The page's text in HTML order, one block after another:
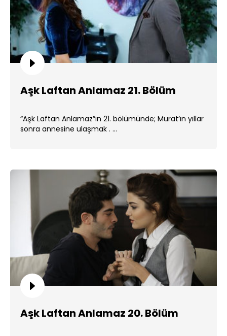
Aşk Laftan Anlamaz 21. Bölüm
“Aşk Laftan Anlamaz”ın 21. bölümünde; Murat’ın yıllar
sonra annesine ulaşmak . ...
Aşk Laftan Anlamaz 20. Bölüm